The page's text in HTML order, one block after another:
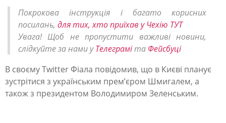
є
е
х
і
Покрокова інструкція і багато корисних
посилань, для тих, хто приїхав у Чехію ТУТ
Увага! Щоб не пропустити важливі новини,
слідкуйте за нами уТелеграміта Фейсбуці
В своєму Twitter Фіала повідомив, що в Києві планує
зустрітися з українським прем’єром Шмигалем, а
також з президентом Володимиром Зеленським.